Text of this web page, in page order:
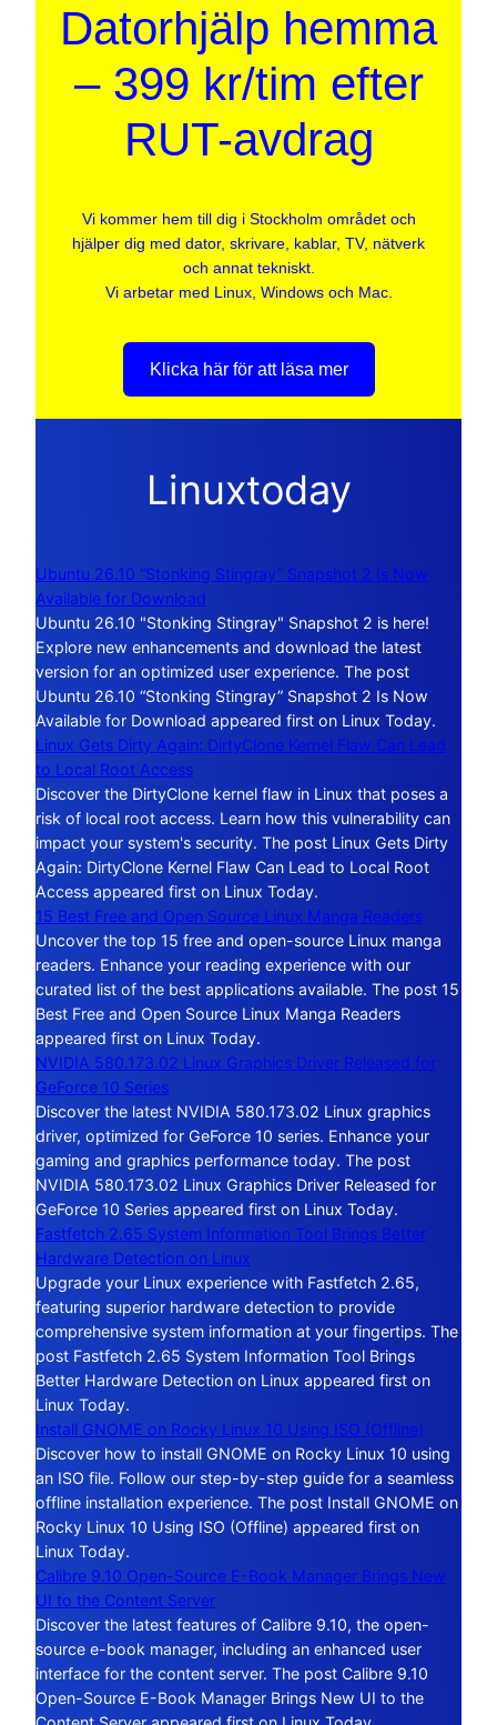
Datorhjälp hemma
– 399 kr/tim efter
RUT-avdrag
Vi kommer hem till dig i Stockholm området och
hjälper dig med dator, skrivare, kablar, TV, nätverk
och annat tekniskt.
Vi arbetar med Linux, Windows och Mac.
Klicka här för att läsa mer
Linuxtoday
Ubuntu 26.10 “Stonking Stingray” Snapshot 2 Is Now
Available for Download
Ubuntu 26.10 "Stonking Stingray" Snapshot 2 is here!
Explore new enhancements and download the latest
version for an optimized user experience. The post
Ubuntu 26.10 “Stonking Stingray” Snapshot 2 Is Now
Available for Download appeared first on Linux Today.
Linux Gets Dirty Again: DirtyClone Kernel Flaw Can Lead
to Local Root Access
Discover the DirtyClone kernel flaw in Linux that poses a
risk of local root access. Learn how this vulnerability can
impact your system's security. The post Linux Gets Dirty
Again: DirtyClone Kernel Flaw Can Lead to Local Root
Access appeared first on Linux Today.
15 Best Free and Open Source Linux Manga Readers
Uncover the top 15 free and open-source Linux manga
readers. Enhance your reading experience with our
curated list of the best applications available. The post 15
Best Free and Open Source Linux Manga Readers
appeared first on Linux Today.
NVIDIA 580.173.02 Linux Graphics Driver Released for
GeForce 10 Series
Discover the latest NVIDIA 580.173.02 Linux graphics
driver, optimized for GeForce 10 series. Enhance your
gaming and graphics performance today. The post
NVIDIA 580.173.02 Linux Graphics Driver Released for
GeForce 10 Series appeared first on Linux Today.
Fastfetch 2.65 System Information Tool Brings Better
Hardware Detection on Linux
Upgrade your Linux experience with Fastfetch 2.65,
featuring superior hardware detection to provide
comprehensive system information at your fingertips. The
post Fastfetch 2.65 System Information Tool Brings
Better Hardware Detection on Linux appeared first on
Linux Today.
Install GNOME on Rocky Linux 10 Using ISO (Offline)
Discover how to install GNOME on Rocky Linux 10 using
an ISO file. Follow our step-by-step guide for a seamless
offline installation experience. The post Install GNOME on
Rocky Linux 10 Using ISO (Offline) appeared first on
Linux Today.
Calibre 9.10 Open-Source E-Book Manager Brings New
UI to the Content Server
Discover the latest features of Calibre 9.10, the open-
source e-book manager, including an enhanced user
interface for the content server. The post Calibre 9.10
Open-Source E-Book Manager Brings New UI to the